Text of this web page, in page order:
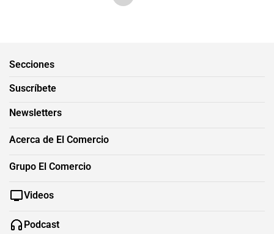
Secciones
Suscríbete
Newsletters
Acerca de El Comercio
Grupo El Comercio
Videos
Podcast